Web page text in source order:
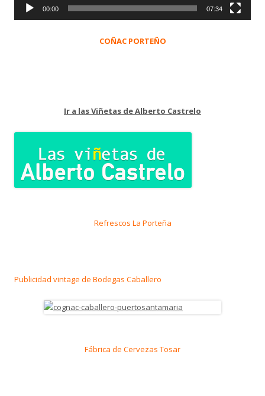
00:00 07:34
COÑAC PORTEÑO
Ir a las Viñetas de Alberto Castrelo
Refrescos La Porteña
Publicidad vintage de Bodegas Caballero
Fábrica de Cervezas Tosar